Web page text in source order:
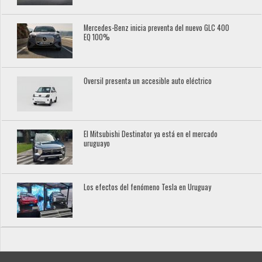
Mercedes-Benz inicia preventa del nuevo GLC 400
EQ 100%
Oversil presenta un accesible auto eléctrico
El Mitsubishi Destinator ya está en el mercado
uruguayo
Los efectos del fenómeno Tesla en Uruguay